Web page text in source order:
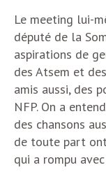
Le meeting lui-
député de la
aspirations de
des Atsem et
amis aussi, des
NFP. On a
des chansons
de toute part
qui a rompu